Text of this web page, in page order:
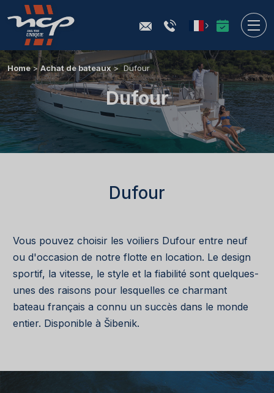
Home Achat de bateaux Dufour
Dufour
Dufour
Vous pouvez choisir les voiliers Dufour entre neuf
ou d'occasion de notre flotte en location. Le design
sportif, la vitesse, le style et la fiabilité sont quelques-
unes des raisons pour lesquelles ce charmant
bateau français a connu un succès dans le monde
entier. Disponible à Šibenik.